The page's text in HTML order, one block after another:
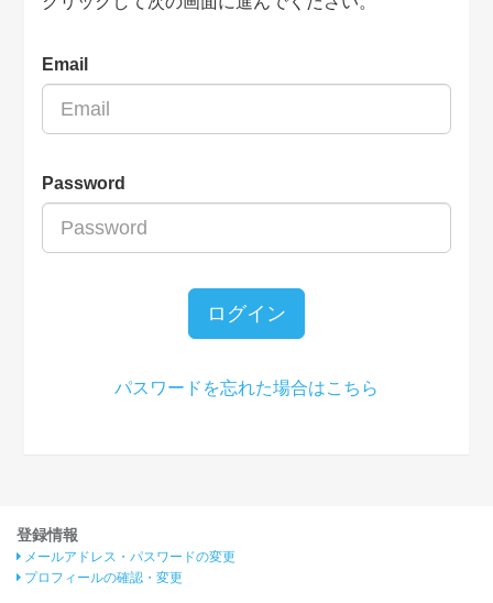
Email
Password
ログイン
パスワードを忘れた場合はこちら
登録情報
メールアドレス・パスワードの変更
プロフィールの確認・変更